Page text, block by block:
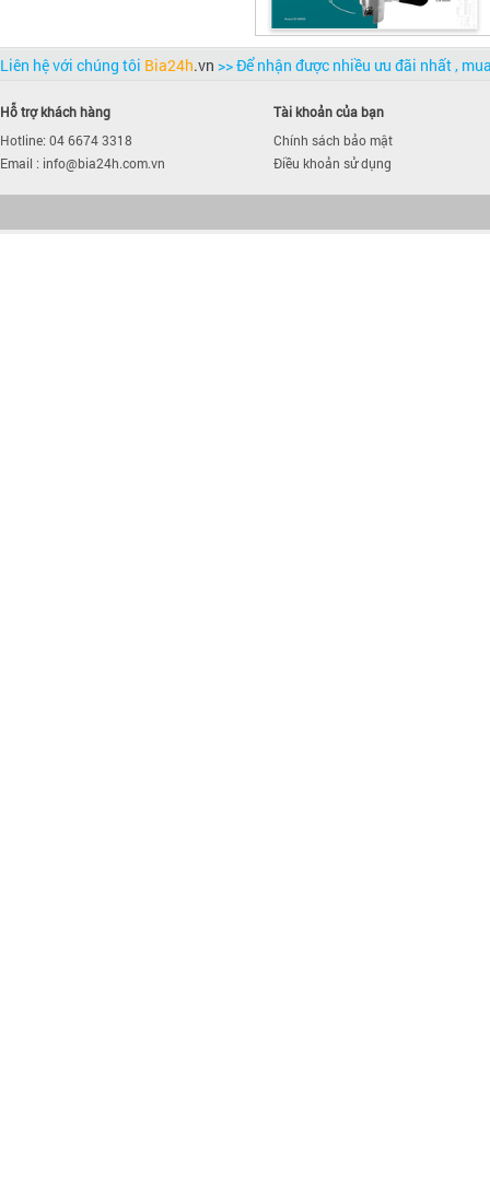
Liên hệ với chúng tôi Bia24h.vn >> Để nhận được nhiều ưu đãi nhất ,
Hỗ trợ khách hàng
Hotline: 04 6674 3318
Email : info@bia24h.com.vn
Tài khoản của bạn
Chính sách bảo mật
Điều khoản sử dụng